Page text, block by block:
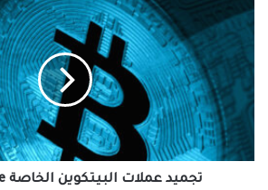
تجميد
عملات
الخاصة
Andrew
Tate
تجميد عملات البيتكوين الخاصة Andrew Tate